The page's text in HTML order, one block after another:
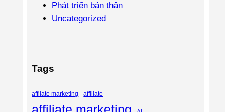
Phát triển bản thân
Uncategorized
Tags
affiiate marketing affiliate